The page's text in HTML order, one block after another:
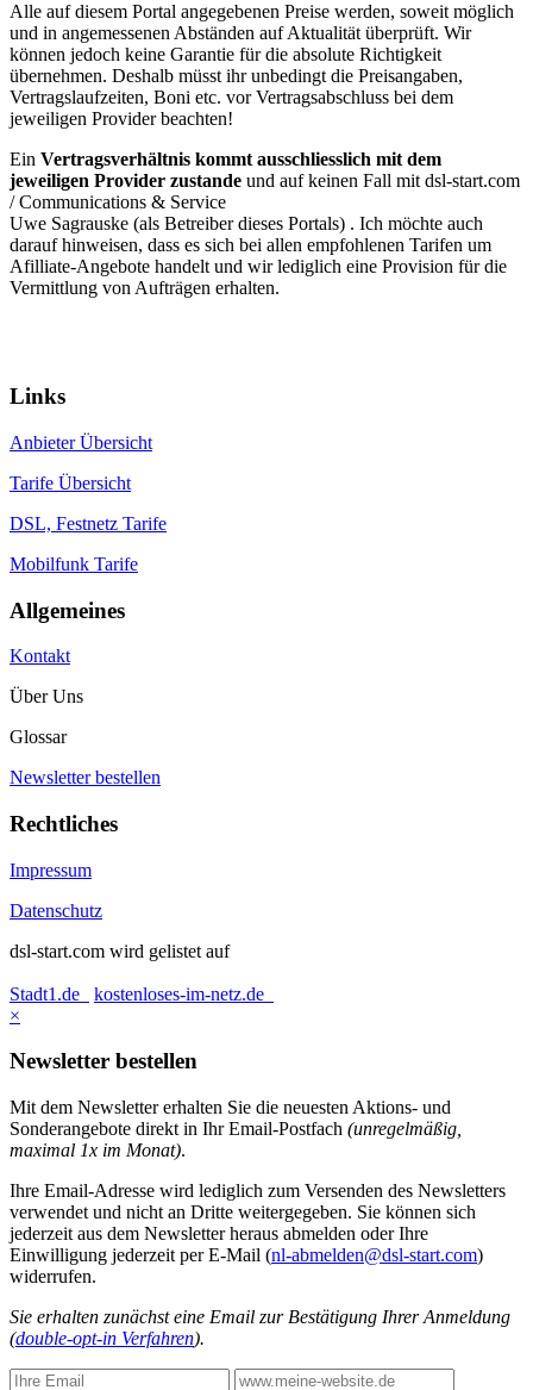
Alle auf diesem Portal angegebenen Preise werden, soweit möglich
und in angemessenen Abständen auf Aktualität überprüft. Wir
können jedoch keine Garantie für die absolute Richtigkeit
übernehmen. Deshalb müsst ihr unbedingt die Preisangaben,
Vertragslaufzeiten, Boni etc. vor Vertragsabschluss bei dem
jeweiligen Provider beachten!
Ein Vertragsverhältnis kommt ausschliesslich mit dem
jeweiligen Provider zustande und auf keinen Fall mit dsl-start.com
/Communications & Service
Uwe Sagrauske (als Betreiber dieses Portals) . Ich möchte auch
darauf hinweisen, dass es sich bei allen empfohlenen Tarifen um
Afilliate-Angebote handelt und wir lediglich eine Provision für die
Vermittlung von Aufträgen erhalten.
Links
Anbieter Übersicht
Tarife Übersicht
DSL, Festnetz Tarife
Mobilfunk Tarife
Allgemeines
Kontakt
Über Uns
Glossar
Newsletter bestellen
Rechtliches
Impressum
Datenschutz
dsl-start.com wird gelistet auf
Stadt1.de
kostenloses-im-netz.de
×
Newsletter bestellen
Mit dem Newsletter erhalten Sie die neuesten Aktions- und
Sonderangebote direkt in Ihr Email-Postfach (unregelmäßig,
maximal 1x im Monat).
Ihre Email-Adresse wird lediglich zum Versenden des Newsletters
verwendet und nicht an Dritte weitergegeben. Sie können sich
jederzeit aus dem Newsletter heraus abmelden oder Ihre
Einwilligung jederzeit per E-Mail (nl-abmelden@dsl-start.com)
widerrufen.
Sie erhalten zunächst eine Email zur Bestätigung Ihrer Anmeldung
(double-opt-in Verfahren).